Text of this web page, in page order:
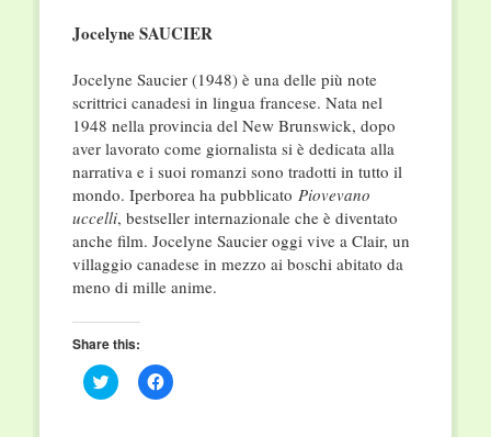
Jocelyne SAUCIER
Jocelyne Saucier (1948) è una delle più note
scrittrici canadesi in lingua francese. Nata nel
1948 nella provincia del New Brunswick, dopo
aver lavorato come giornalista si è dedicata alla
narrativa e i suoi romanzi sono tradotti in tutto il
mondo. Iperborea ha pubblicato Piovevano
uccelli, bestseller internazionale che è diventato
anche film. Jocelyne Saucier oggi vive a Clair, un
villaggio canadese in mezzo ai boschi abitato da
meno di mille anime.
Share this:
Click
to
Click
to